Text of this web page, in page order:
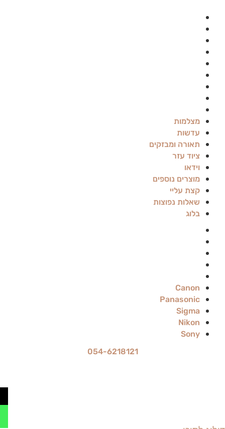
מצלמות
עדשות
תאורה ומבזקים
ציוד עזר
וידאו
מוצרים נוספים
קצת עליי
שאלות נפוצות
בלוג
Canon
Panasonic
Sigma
Nikon
Sony
054-6218121